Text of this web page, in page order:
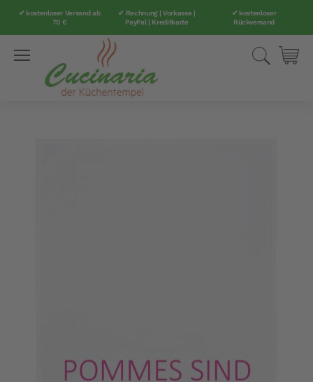
✔ kostenloser Versand ab
70 €
✔ Rechnung | Vorkasse |
PayPal | Kreditkarte
✔ kostenloser
Rückversand
Suche